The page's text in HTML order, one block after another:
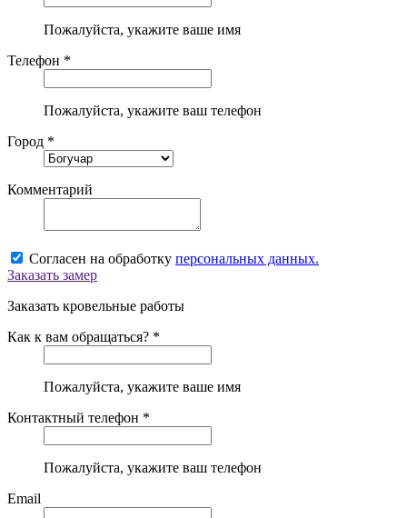
Пожалуйста, укажите ваше имя
Телефон *
Пожалуйста, укажите ваш телефон
Город *
Комментарий
Согласен на обработку персональных данных.
Заказать замер
Заказать кровельные работы
Как к вам обращаться? *
Пожалуйста, укажите ваше имя
Контактный телефон *
Пожалуйста, укажите ваш телефон
Email